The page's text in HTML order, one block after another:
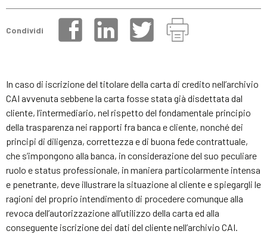
Condividi
In caso di iscrizione del titolare della carta di credito nell’archivio
CAI avvenuta sebbene la carta fosse stata già disdettata dal
cliente, l’intermediario, nel rispetto del fondamentale principio
della trasparenza nei rapporti fra banca e cliente, nonché dei
principi di diligenza, correttezza e di buona fede contrattuale,
che s’impongono alla banca, in considerazione del suo peculiare
ruolo e status professionale, in maniera particolarmente intensa
e penetrante, deve illustrare la situazione al cliente e spiegargli le
ragioni del proprio intendimento di procedere comunque alla
revoca dell’autorizzazione all’utilizzo della carta ed alla
conseguente iscrizione dei dati del cliente nell’archivio CAI.